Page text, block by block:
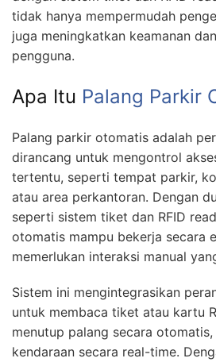
tidak hanya mempermudah
juga meningkatkan keamanan
pengguna.
Apa Itu Palang Parkir
Palang parkir otomatis adalah
dirancang untuk mengontrol
tertentu, seperti tempat parkir,
atau area perkantoran. Dengan
seperti sistem tiket dan RFID
otomatis mampu bekerja secara
memerlukan interaksi manual
Sistem ini mengintegrasikan
untuk membaca tiket atau kartu
menutup palang secara
kendaraan secara real-time.